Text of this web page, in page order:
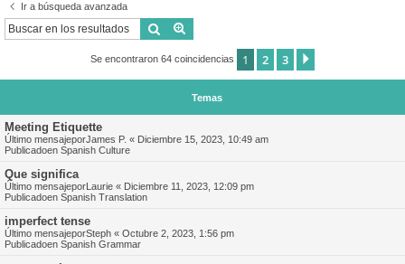
Ir a búsqueda avanzada
Buscar
Se encontraron 64 coincidencias 1 2 3
Temas
Meeting Etiquette
Último mensajeporJames P. « Diciembre 15, 2023, 10:49 am
Publicadoen Spanish Culture
Que significa
Último mensajeporLaurie « Diciembre 11, 2023, 12:09 pm
Publicadoen Spanish Translation
imperfect tense
Último mensajeporSteph « Octubre 2, 2023, 1:56 pm
Publicadoen Spanish Grammar